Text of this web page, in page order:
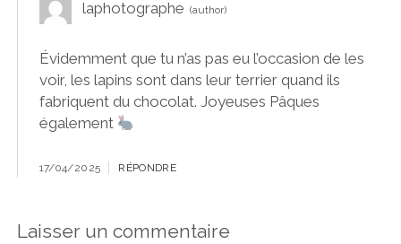
laphotographe
Évidemment que tu n’as pas eu l’occasion de les
voir, les lapins sont dans leur terrier quand ils
fabriquent du chocolat. Joyeuses Pâques
également
17/04/2025 RÉPONDRE
Laisser un commentaire